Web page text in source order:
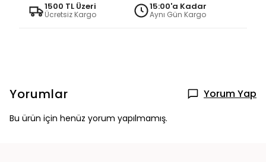
1500 TL Üzeri
Ücretsiz Kargo
15:00'a Kadar
Aynı Gün Kargo
Yorumlar Yorum Yap
Bu ürün için henüz yorum yapılmamış.